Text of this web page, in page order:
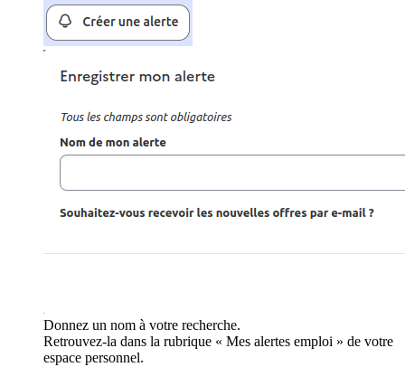
Donnez un nom à votre recherche.
Retrouvez-la dans la rubrique « Mes alertes emploi » de votre
espace personnel.